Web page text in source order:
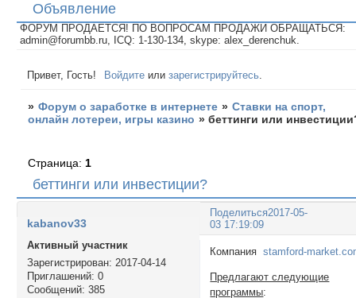
Объявление
ФОРУМ ПРОДАЕТСЯ! ПО ВОПРОСАМ ПРОДАЖИ ОБРАЩАТЬСЯ:
admin@forumbb.ru, ICQ: 1-130-134, skype: alex_derenchuk.
Привет, Гость! Войдите илизарегистрируйтесь
» Форум о заработке в интернете » Ставки на спорт,
онлайн лотереи, игры казино »беттинги или
беттинги или инвестиции?
Страница: 1
Поделиться2017-05-
03 17:19:09
kabanov33
Активный участник
Зарегистрирован: 2017-04-14
Приглашений: 0
Сообщений: 385
Компанияstamford-
Предлагают следующие
программы: